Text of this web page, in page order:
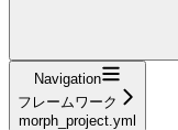
Navigation
フレームワーク
morph_project.yml